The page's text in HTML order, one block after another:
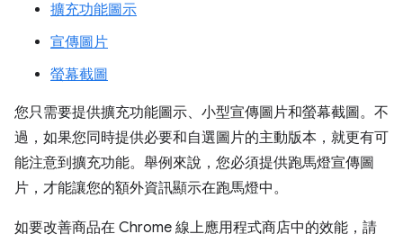
擴充功能圖示
宣傳圖片
螢幕截圖
您只需要提供擴充功能圖示、小型宣傳圖片和螢幕截圖。不
過，如果您同時提供必要和自選圖片的主動版本，就更有可
能注意到擴充功能。舉例來說，您必須提供跑馬燈宣傳圖
片，才能讓您的額外資訊顯示在跑馬燈中。
如要改善商品在 Chrome 線上應用程式商店中的效能，請